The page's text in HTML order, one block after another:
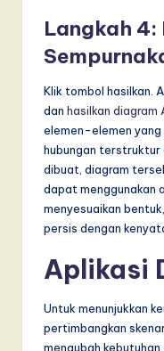
Langkah 4:
Klik tombol hasilkan.
dan hasilkan diagram
elemen-elemen
hubungan terstruktur
dibuat, diagram
dapat menggunakan
menyesuaikan
persis dengan
Aplikasi
Untuk menunjukkan
pertimbangkan
mengubah